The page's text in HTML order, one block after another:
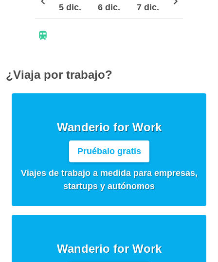
5 dic.
6 dic.
7 dic.
¿Viaja por trabajo?
Wanderio for Work
Pruébalo gratis
Viajes de trabajo a medida para empresas,
startups y autónomos
Wanderio for Work